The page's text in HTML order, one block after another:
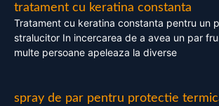
tratament cu keratina constanta
Tratament cu keratina constanta pentru un
stralucitor In incercarea de a avea un par
multe persoane apeleaza la diverse
spray de par pentru protectie